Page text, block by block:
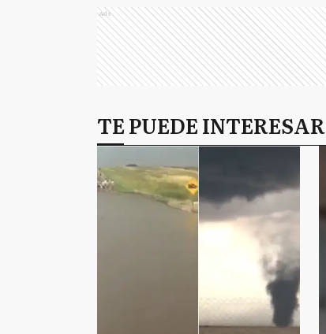
Ads
TE PUEDE INTERESAR